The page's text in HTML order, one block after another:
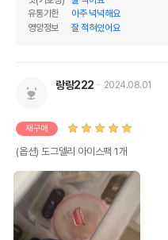
유통기한
아주 넉넉해요
영양정보
잘 적혀있어요
랑랑222 2024.08.01
재구매
(옵션) 도그델리 아이스팩 1개